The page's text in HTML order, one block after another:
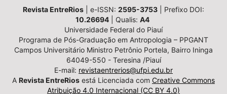
Revista EntreRios | e-ISSN: 2595-3753 | Prefixo DOI:
10.26694 | Qualis: A4
Universidade Federal do Piauí
Programa de Pós-Graduação em Antropologia – PPGANT
Campos Universitário Ministro Petrônio Portela, Bairro Ininga
64049-550 - Teresina /Piauí
E-mail: revistaentrerios@ufpi.edu.br
A Revista EntreRios está Licenciada com Creative Commons
Atribuição 4.0 Internacional (CC BY 4.0)